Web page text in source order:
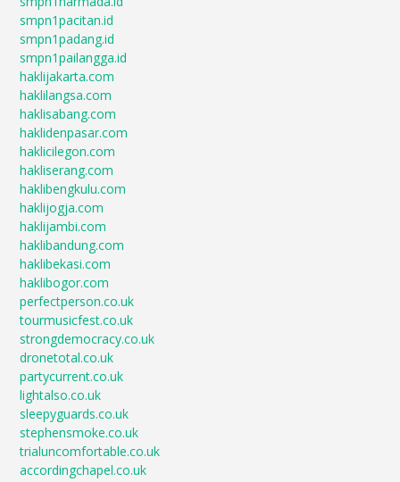
smpn1pacitan.id
smpn1padang.id
smpn1pailangga.id
haklijakarta.com
haklilangsa.com
haklisabang.com
haklidenpasar.com
haklicilegon.com
hakliserang.com
haklibengkulu.com
haklijogja.com
haklijambi.com
haklibandung.com
haklibekasi.com
haklibogor.com
perfectperson.co.uk
tourmusicfest.co.uk
strongdemocracy.co.uk
dronetotal.co.uk
partycurrent.co.uk
lightalso.co.uk
sleepyguards.co.uk
stephensmoke.co.uk
trialuncomfortable.co.uk
accordingchapel.co.uk